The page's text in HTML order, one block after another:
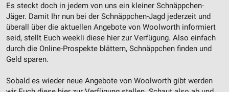
Es steckt doch in jedem von uns ein kleiner Schnäppchen-
Jäger. Damit Ihr nun bei der Schnäppchen-Jagd jederzeit und
überall über die aktuellen Angebote von Woolworth informiert
seid, stellt Euch weekli diese hier zur Verfügung. Also einfach
durch die Online-Prospekte blättern, Schnäppchen finden und
Geld sparen.
Sobald es wieder neue Angebote von Woolworth gibt werden